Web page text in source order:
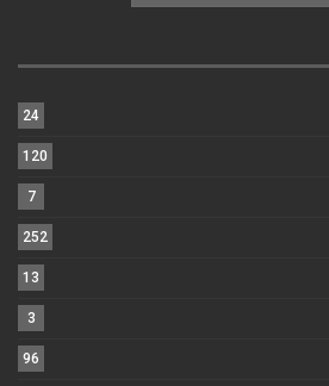
24
120
7
252
13
3
96